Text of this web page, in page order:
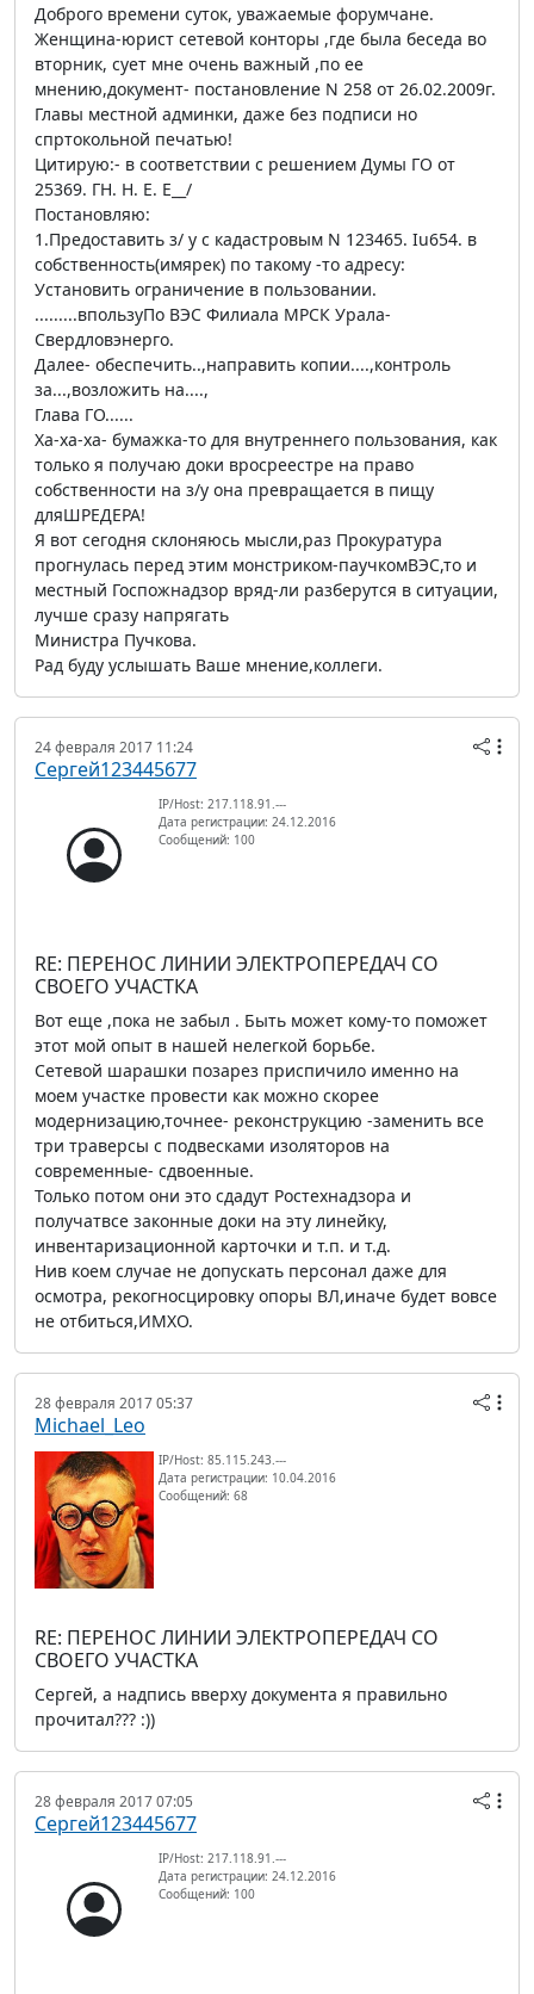
Доброго времени суток, уважаемые форумчане.
Женщина-юрист сетевой конторы ,где была беседа во
вторник, сует мне очень важный ,по ее
мнению,документ- постановление N 258 от 26.02.2009г.
Главы местной админки, даже без подписи но
спртокольной печатью!
Цитирую:- в соответствии с решением Думы ГО от
25369. ГН. Н. Е. Е__/
Постановляю:
1.Предоставить з/ у с кадастровым N 123465. Iu654. в
собственность(имярек) по такому -то адресу:
Установить ограничение в пользовании.
.........впользуПо ВЭС Филиала МРСК Урала-
Свердловэнерго.
Далее- обеспечить..,направить копии....,контроль
за...,возложить на....,
Глава ГО......
Ха-ха-ха- бумажка-то для внутреннего пользования, как
только я получаю доки вросреестре на право
собственности на з/у она превращается в пищу
дляШРЕДЕРА!
Я вот сегодня склоняюсь мысли,раз Прокуратура
прогнулась перед этим монстриком-паучкомВЭС,то и
местный Госпожнадзор вряд-ли разберутся в ситуации,
лучше сразу напрягать
Министра Пучкова.
Рад буду услышать Ваше мнение,коллеги.
24 февраля 2017 11:24
Сергей123445677
IP/Host: 217.118.91.---
Дата регистрации: 24.12.2016
Сообщений: 100
RE: ПЕРЕНОС ЛИНИИ ЭЛЕКТРОПЕРЕДАЧ СО
СВОЕГО УЧАСТКА
Вот еще ,пока не забыл . Быть может кому-то поможет
этот мой опыт в нашей нелегкой борьбе.
Сетевой шарашки позарез приспичило именно на
моем участке провести как можно скорее
модернизацию,точнее- реконструкцию -заменить все
три траверсы с подвесками изоляторов на
современные- сдвоенные.
Только потом они это сдадут Ростехнадзора и
получатвсе законные доки на эту линейку,
инвентаризационной карточки и т.п. и т.д.
Нив коем случае не допускать персонал даже для
осмотра, рекогносцировку опоры ВЛ,иначе будет вовсе
не отбиться,ИМХО.
28 февраля 2017 05:37
Michael_Leo
IP/Host: 85.115.243.---
Дата регистрации: 10.04.2016
Сообщений: 68
RE: ПЕРЕНОС ЛИНИИ ЭЛЕКТРОПЕРЕДАЧ СО
СВОЕГО УЧАСТКА
Сергей, а надпись вверху документа я правильно
прочитал??? :))
28 февраля 2017 07:05
Сергей123445677
IP/Host: 217.118.91.---
Дата регистрации: 24.12.2016
Сообщений: 100